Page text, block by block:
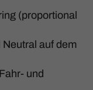
(proportional
auf dem
und